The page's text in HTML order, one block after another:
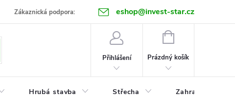
Zákaznická podpora: eshop@invest-star.cz
Kontakt
Přihlášení
NÁKUPNÍ
Prázdný košík
Hrubá stavba Střecha Zahrada